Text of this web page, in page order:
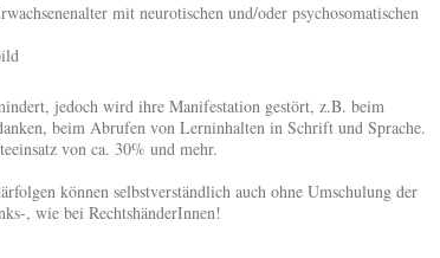
mit neurotischen und/oder psychosomatischen
jedoch wird ihre Manifestation gestört, z.B. beim
beim Abrufen von Lerninhalten in Schrift und Sprache.
von ca. 30% und mehr.
können selbstverständlich auch ohne Umschulung der
, wie bei RechtshänderInnen!